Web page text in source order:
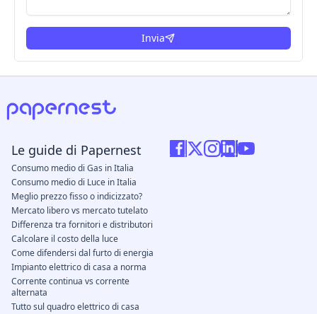
Invia
Le guide di Papernest
Consumo medio di Gas in Italia
Consumo medio di Luce in Italia
Meglio prezzo fisso o indicizzato?
Mercato libero vs mercato tutelato
Differenza tra fornitori e distributori
Calcolare il costo della luce
Come difendersi dal furto di energia
Impianto elettrico di casa a norma
Corrente continua vs corrente
alternata
Tutto sul quadro elettrico di casa